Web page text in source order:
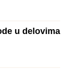
u delovima